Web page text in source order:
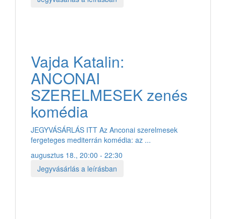
Vajda Katalin:
ANCONAI
SZERELMESEK zenés
komédia
JEGYVÁSÁRLÁS ITT Az Anconai szerelmesek
fergeteges mediterrán komédia: az ...
augusztus 18., 20:00 - 22:30
Jegyvásárlás a leírásban